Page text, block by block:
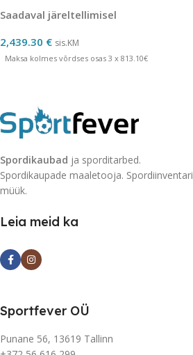
Saadaval järeltellimisel
2,439.30 € sis.KM
Maksa kolmes võrdses osas 3 x 813.10€
Spordikaubad ja sporditarbed.
Spordikaupade maaletooja. Spordiinventari
müük.
Leia meid ka
Sportfever OÜ
Punane 56, 13619 Tallinn